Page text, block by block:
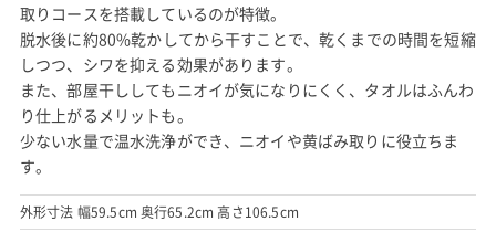
取りコースを搭載しているのが特徴。
脱水後に約80%乾かしてから干すことで、乾くまでの時間を短縮
しつつ、シワを抑える効果があります。
また、部屋干ししてもニオイが気になりにくく、タオルはふんわ
り仕上がるメリットも。
少ない水量で温水洗浄ができ、ニオイや黄ばみ取りに役立ちま
す。
外形寸法 幅59.5cm 奥行65.2cm 高さ106.5cm